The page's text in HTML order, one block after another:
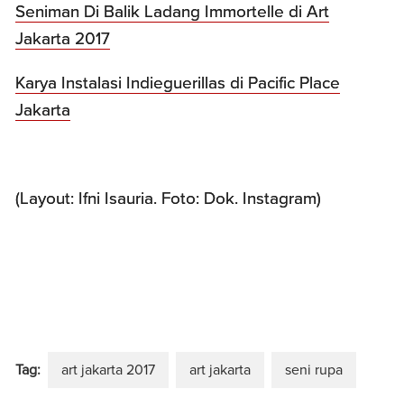
Seniman Di Balik Ladang Immortelle di Art
Jakarta 2017
Karya Instalasi Indieguerillas di Pacific Place
Jakarta
(Layout: Ifni Isauria. Foto: Dok. Instagram)
Tag: art jakarta 2017 art jakarta seni rupa